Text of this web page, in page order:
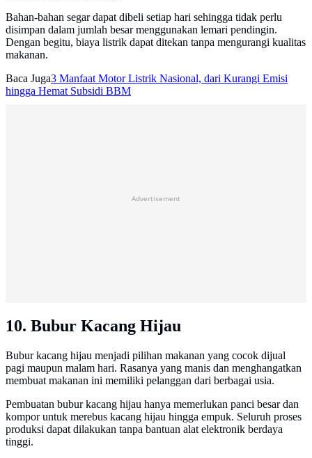
Bahan-bahan segar dapat dibeli setiap hari sehingga tidak perlu
disimpan dalam jumlah besar menggunakan lemari pendingin.
Dengan begitu, biaya listrik dapat ditekan tanpa mengurangi kualitas
makanan.
Baca Juga3 Manfaat Motor Listrik Nasional, dari Kurangi Emisi
hingga Hemat Subsidi BBM
Advertisement
10. Bubur Kacang Hijau
Bubur kacang hijau menjadi pilihan makanan yang cocok dijual
pagi maupun malam hari. Rasanya yang manis dan menghangatkan
membuat makanan ini memiliki pelanggan dari berbagai usia.
Pembuatan bubur kacang hijau hanya memerlukan panci besar dan
kompor untuk merebus kacang hijau hingga empuk. Seluruh proses
produksi dapat dilakukan tanpa bantuan alat elektronik berdaya
tinggi.